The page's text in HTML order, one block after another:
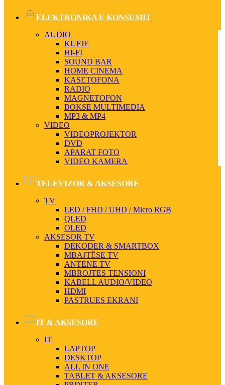
ELEKTRONIKA E KONSUMIT
AUDIO
KUFJE
HI-FI
SOUND BAR
HOME CINEMA
KASETOFONA
RADIO
MAGNETOFON
BOKSE MULTIMEDIA
MP3 & MP4
VIDEO
VIDEOPROJEKTOR
DVD
APARAT FOTO
VIDEO KAMERA
TELEVIZOR & AKSESORE
TV
LED / FHD / UHD / Micro RGB
QLED
OLED
AKSESOR TV
DEKODER & SMARTBOX
MBAJTËSE TV
ANTENE TV
MBROJTES TENSIONI
KABELL AUDIO/VIDEO
HDMI
PASTRUES EKRANI
IT & AKSESORE
IT
LAPTOP
DESKTOP
ALL IN ONE
TABLET & AKSESORE